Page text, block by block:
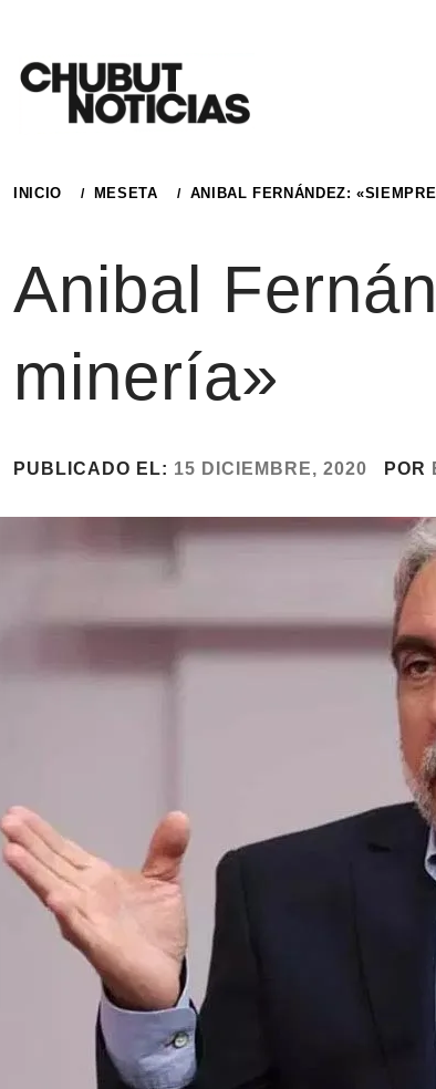
contenido
INICIO MESETA ANIBAL FERNÁNDEZ:
Anibal
minería»
PUBLICADO EL: 15 DICIEMBRE, 2020 POR